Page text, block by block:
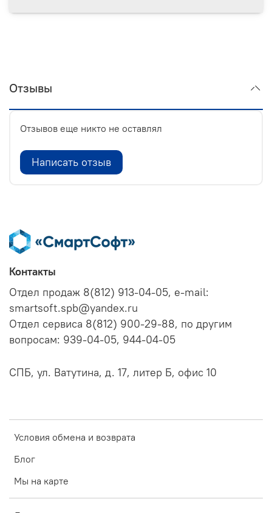
Отзывы
Отзывов еще никто не оставлял
Написать отзыв
Условия обмена и возврата
Блог
Мы на карте
Контакты
Отдел продаж 8(812) 913-04-05, e-mail:
smartsoft.spb@yandex.ru
Отдел сервиса 8(812) 900-29-88, по другим
вопросам: 939-04-05, 944-04-05
СПБ, ул. Ватутина, д. 17, литер Б, офис 10